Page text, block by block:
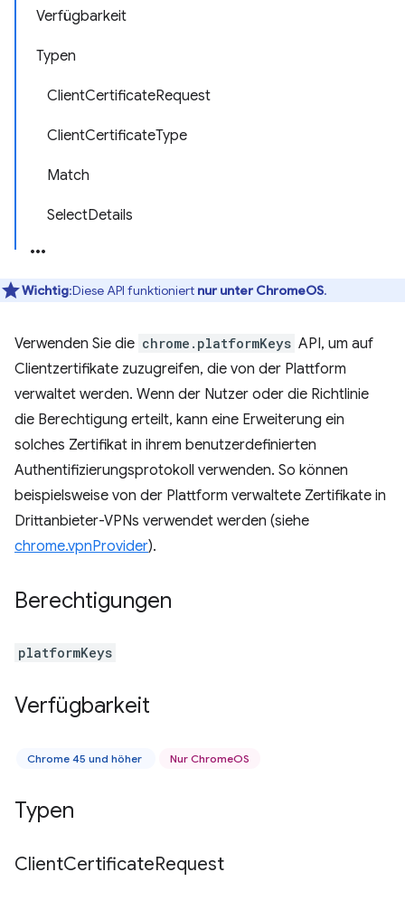
Verfügbarkeit
Typen
ClientCertificateRequest
ClientCertificateType
Match
SelectDetails
Wichtig:Diese API funktioniert nur unter ChromeOS.
Verwenden Sie die chrome.platformKeys API, um auf
Clientzertifikate zuzugreifen, die von der Plattform
verwaltet werden. Wenn der Nutzer oder die Richtlinie
die Berechtigung erteilt, kann eine Erweiterung ein
solches Zertifikat in ihrem benutzerdefinierten
Authentifizierungsprotokoll verwenden. So können
beispielsweise von der Plattform verwaltete Zertifikate in
Drittanbieter-VPNs verwendet werden (siehe
chrome.vpnProvider).
Berechtigungen
platformKeys
Verfügbarkeit
Chrome 45 und höher Nur ChromeOS
Typen
ClientCertificateRequest